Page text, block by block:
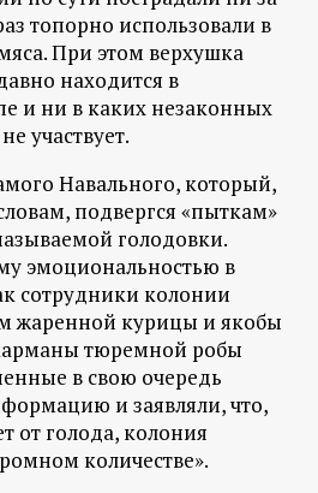
топорно использовали в
При этом верхушка
находится в
и ни в каких незаконных
участвует.
Навального, который,
подвергся «пыткам»
голодовки.
эмоциональностью в
сотрудники колонии
жаренной курицы и якобы
тюремной робы
в свою очередь
и заявляли, что,
от голода, колония
количестве».